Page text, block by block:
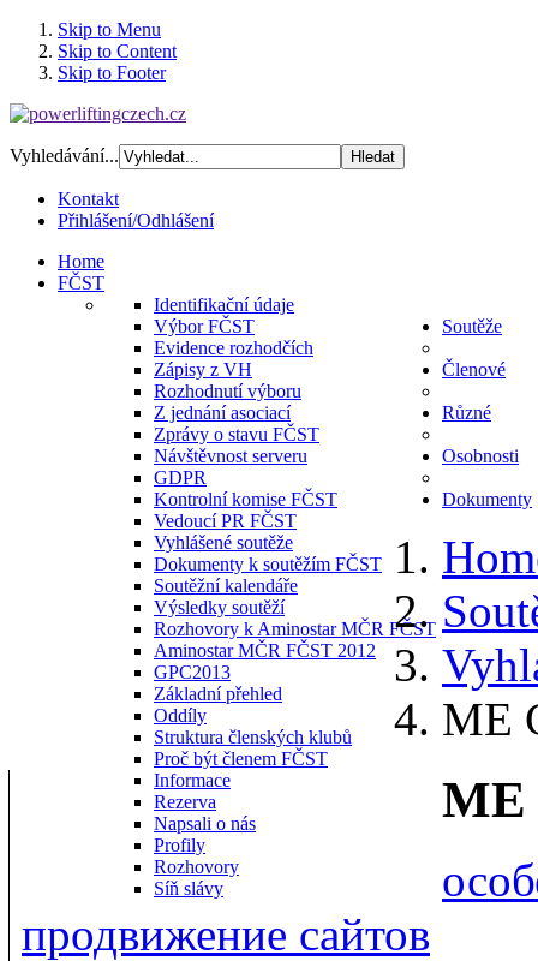
Skip to Menu
Skip to Content
Skip to Footer
Vyhledávání...
Kontakt
Přihlášení/Odhlášení
Home
FČST
Identifikační údaje
Výbor FČST
Evidence rozhodčích
Zápisy z VH
Rozhodnutí výboru
Z jednání asociací
Zprávy o stavu FČST
Návštěvnost serveru
GDPR
Kontrolní komise FČST
Vedoucí PR FČST
Soutěže
Vyhlášené soutěže
Dokumenty k soutěžím FČST
Soutěžní kalendáře
Výsledky soutěží
Rozhovory k Aminostar MČR FČST
Aminostar MČR FČST 2012
GPC2013
Členové
Základní přehled
Oddíly
Struktura členských klubů
Proč být členem FČST
Různé
Informace
Rezerva
Osobnosti
Napsali o nás
Profily
Rozhovory
Síň slávy
Dokumenty
ME
ME
продвижение сайтов